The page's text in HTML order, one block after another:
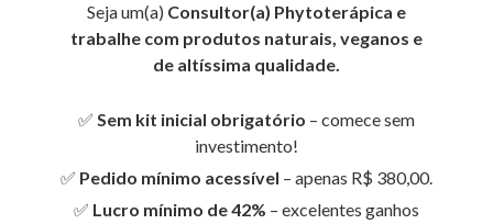
Seja um(a) Consultor(a) Phytoterápica e
trabalhe com produtos naturais, veganos e
de altíssima qualidade.
✅ Sem kit inicial obrigatório – comece sem
investimento!
✅ Pedido mínimo acessível – apenas R$ 380,00.
✅ Lucro mínimo de 42% – excelentes ganhos